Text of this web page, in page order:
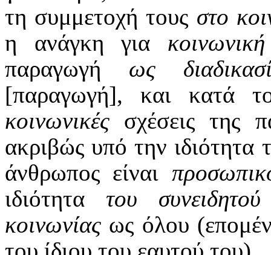
τη συμμετοχή τους στο
η ανάγκη για κοινωνική
παραγωγή ως
[παραγωγή], και κατά
κοινωνικές σχέσεις της
ακριβώς υπό την
άνθρωπος είναι
ιδιότητα του
κοινωνίας ως όλου